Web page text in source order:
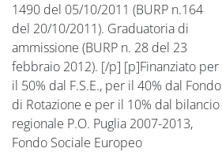
1490 del 05/10/2011 (BURP n.164
del 20/10/2011). Graduatoria di
ammissione (BURP n. 28 del 23
febbraio 2012). [/p] [p]Finanziato per
il 50% dal F.S.E., per il 40% dal Fondo
di Rotazione e per il 10% dal bilancio
regionale P.O. Puglia 2007-2013,
Fondo Sociale Europeo